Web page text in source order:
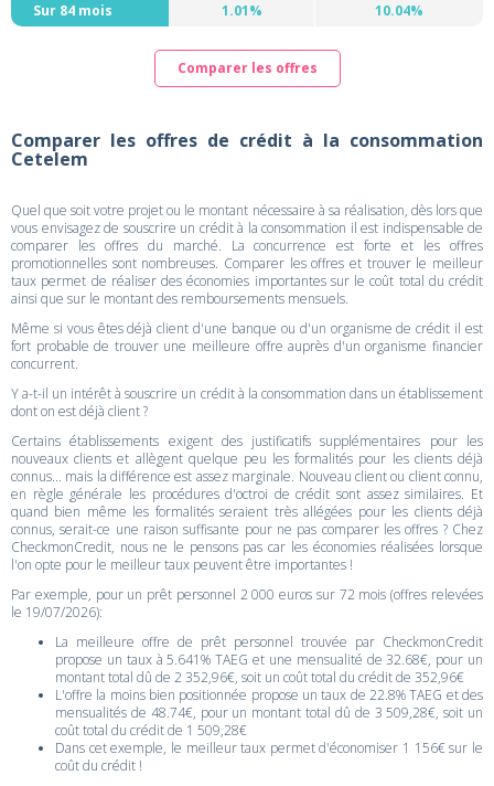
Sur 84 mois
1.01% 10.04%
Comparer les offres
Comparer les offres de crédit à la consommation
Cetelem
Quel que soit votre projet ou le montant nécessaire à sa réalisation, dès lors que
vous envisagez de souscrire un crédit à la consommation il est indispensable de
comparer les offres du marché. La concurrence est forte et les offres
promotionnelles sont nombreuses. Comparer les offres et trouver le meilleur
taux permet de réaliser des économies importantes sur le coût total du crédit
ainsi que sur le montant des remboursements mensuels.
Même si vous êtes déjà client d'une banque ou d'un organisme de crédit il est
fort probable de trouver une meilleure offre auprès d'un organisme financier
concurrent.
Y a-t-il un intérêt à souscrire un crédit à la consommation dans un établissement
dont on est déjà client ?
Certains établissements exigent des justificatifs supplémentaires pour les
nouveaux clients et allègent quelque peu les formalités pour les clients déjà
connus... mais la différence est assez marginale. Nouveau client ou client connu,
en règle générale les procédures d'octroi de crédit sont assez similaires. Et
quand bien même les formalités seraient très allégées pour les clients déjà
connus, serait-ce une raison suffisante pour ne pas comparer les offres ? Chez
CheckmonCredit, nous ne le pensons pas car les économies réalisées lorsque
l'on opte pour le meilleur taux peuvent être importantes !
Par exemple, pour un prêt personnel 2 000 euros sur 72 mois (offres relevées
le 19/07/2026):
La meilleure offre de prêt personnel trouvée par CheckmonCredit
propose un taux à 5.641% TAEG et une mensualité de 32.68€, pour un
montant total dû de 2 352,96€, soit un coût total du crédit de 352,96€
L'offre la moins bien positionnée propose un taux de 22.8% TAEG et des
mensualités de 48.74€, pour un montant total dû de 3 509,28€, soit un
coût total du crédit de 1 509,28€
Dans cet exemple, le meilleur taux permet d'économiser 1 156€ sur le
coût du crédit !